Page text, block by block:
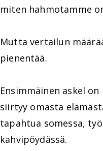
miten hahmotamme
Mutta vertailun
pienentää.
Ensimmäinen askel
siirtyy omasta
tapahtua somessa,
kahvipöydässä.